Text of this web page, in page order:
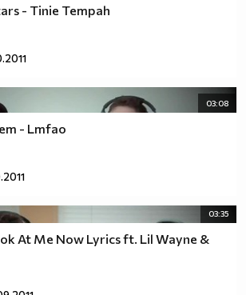
- Tinie Tempah
03:08
- Lmfao
03:35
At Me Now Lyrics ft. Lil Wayne &